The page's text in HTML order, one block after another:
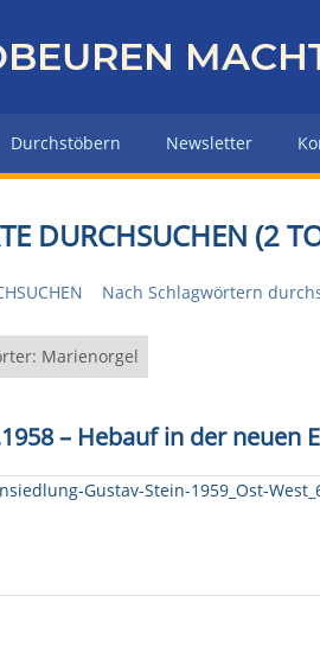
Durchstöbern Newsletter
DURCHSUCHEN (2
Nach Schlagwörtern
Marienorgel
– Hebauf in der neuen